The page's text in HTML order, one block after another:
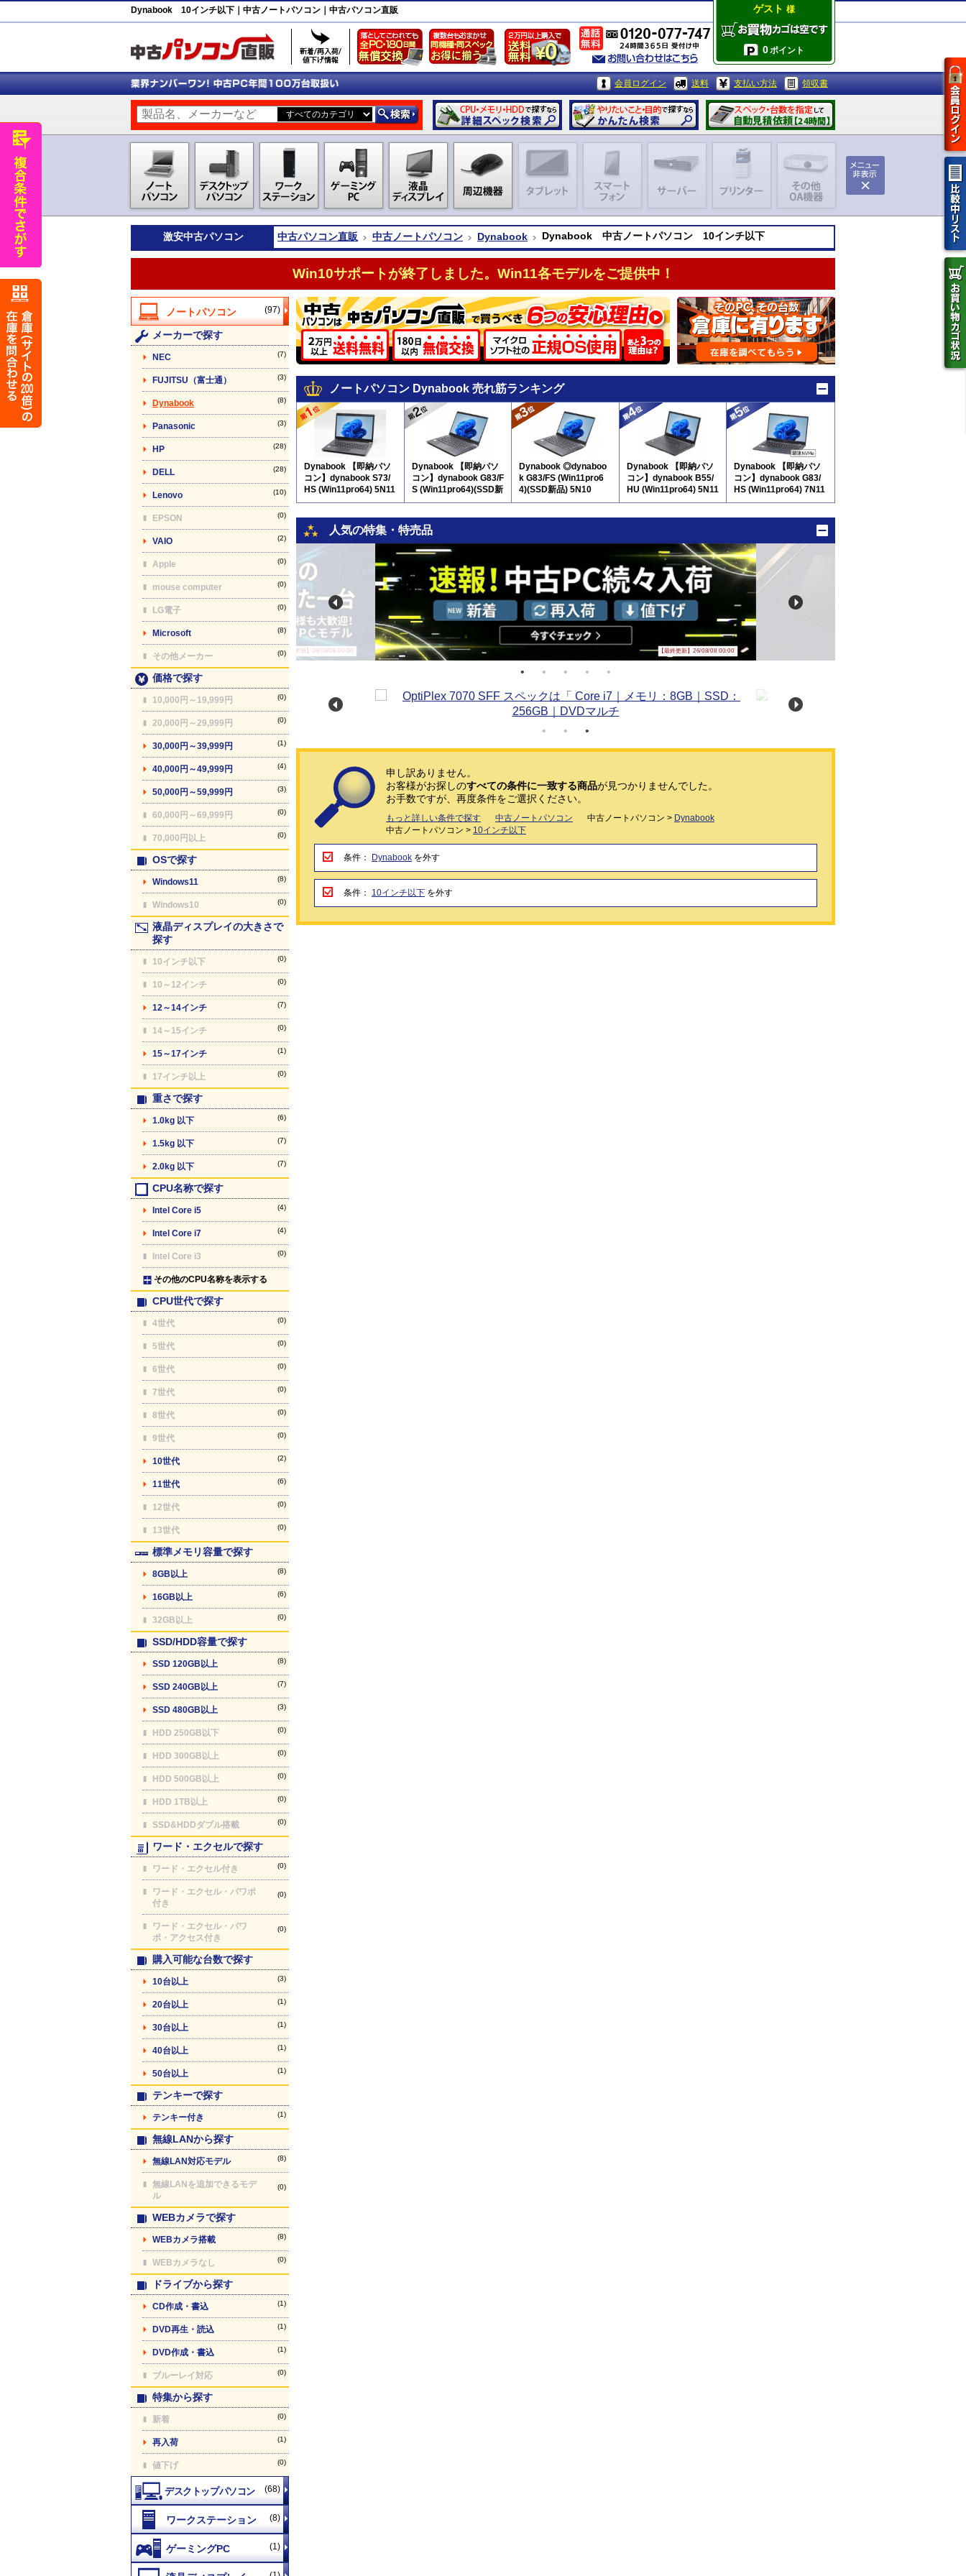
Dynabook 10インチ以下｜中古ノートパソコン｜中古パソコン直販 ゲスト 様
0ポイント
会員ログイン 送料 支払い方法 領収書
激安中古パソコン 中古パソコン直販 中古ノートパソコン Dynabook Dynabook 中古ノートパソコン 10インチ以下
Win10サポートが終了しました。Win11各モデルをご提供中！
(97)
メーカーで探す
NEC (7)
FUJITSU（富士通） (3)
Dynabook (8)
Panasonic (3)
HP (28)
DELL (28)
Lenovo (10)
EPSON (0)
VAIO (2)
Apple (0)
mouse computer (0)
LG電子 (0)
Microsoft (8)
その他メーカー (0)
価格で探す
10,000円～19,999円 (0)
20,000円～29,999円 (0)
30,000円～39,999円 (1)
40,000円～49,999円 (4)
50,000円～59,999円 (3)
60,000円～69,999円 (0)
70,000円以上 (0)
OSで探す
Windows11 (8)
Windows10 (0)
液晶ディスプレイの大きさで
探す
10インチ以下 (0)
10～12インチ (0)
12～14インチ (7)
14～15インチ (0)
15～17インチ (1)
17インチ以上 (0)
重さで探す
1.0kg 以下 (6)
1.5kg 以下 (7)
2.0kg 以下 (7)
CPU名称で探す
Intel Core i5 (4)
Intel Core i7 (4)
Intel Core i3 (0)
その他のCPU名称を表示する
CPU世代で探す
4世代 (0)
5世代 (0)
6世代 (0)
7世代 (0)
8世代 (0)
9世代 (0)
10世代 (2)
11世代 (6)
12世代 (0)
13世代 (0)
標準メモリ容量で探す
8GB以上 (8)
16GB以上 (6)
32GB以上 (0)
SSD/HDD容量で探す
SSD 120GB以上 (8)
SSD 240GB以上 (7)
SSD 480GB以上 (3)
HDD 250GB以下 (0)
HDD 300GB以上 (0)
HDD 500GB以上 (0)
HDD 1TB以上 (0)
SSD&HDDダブル搭載 (0)
ワード・エクセルで探す
ワード・エクセル付き (0)
ワード・エクセル・パワポ
付き
(0)
ワード・エクセル・パワ
ポ・アクセス付き
(0)
購入可能な台数で探す
10台以上 (3)
20台以上 (1)
30台以上 (1)
40台以上 (1)
50台以上 (1)
テンキーで探す
テンキー付き (1)
無線LANから探す
無線LAN対応モデル (8)
無線LANを追加できるモデ
ル
(0)
WEBカメラで探す
WEBカメラ搭載 (8)
WEBカメラなし (0)
ドライブから探す
CD作成・書込 (1)
DVD再生・読込 (1)
DVD作成・書込 (1)
ブルーレイ対応 (0)
特集から探す
新着 (0)
再入荷 (1)
値下げ (0)
(68)
(8)
(1)
ノートパソコン Dynabook 売れ筋ランキング
Dynabook 【即納パソ
コン】dynabook S73/
HS (Win11pro64) 5N11
Dynabook 【即納パソ
コン】dynabook G83/F
S (Win11pro64)(SSD新
品) 5N10
Dynabook ◎dynaboo
k G83/FS (Win11pro6
4)(SSD新品) 5N10
Dynabook 【即納パソ
コン】dynabook B55/
HU (Win11pro64) 5N11
※テンキー付
Dynabook 【即納パソ
コン】dynabook G83/
HS (Win11pro64) 7N11
人気の特集・特売品
【最終更新】26/08/08 00:00 【最終更新】26/08/08 00:00
申し訳ありません。
お客様がお探しのすべての条件に一致する商品が見つかりませんでした。
お手数ですが、再度条件をご選択ください。
もっと詳しい条件で探す 中古ノートパソコン 中古ノートパソコン > Dynabook
中古ノートパソコン > 10インチ以下
条件： Dynabook を外す
条件： 10インチ以下 を外す